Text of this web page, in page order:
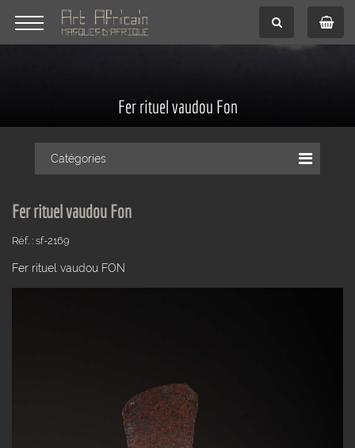
Fer rituel vaudou Fon
Catégories
Fer rituel vaudou Fon
Réf. : sf-2169
Fer rituel vaudou FON